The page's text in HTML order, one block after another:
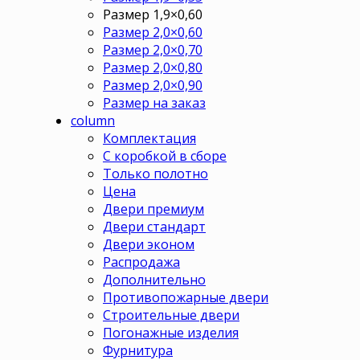
Размер 1,9×0,60
Размер 2,0×0,60
Размер 2,0×0,70
Размер 2,0×0,80
Размер 2,0×0,90
Размер на заказ
column
Комплектация
С коробкой в сборе
Только полотно
Цена
Двери премиум
Двери стандарт
Двери эконом
Распродажа
Дополнительно
Противопожарные двери
Строительные двери
Погонажные изделия
Фурнитура